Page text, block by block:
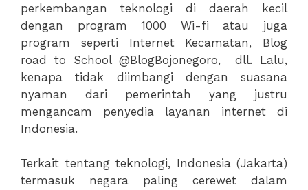
perkembangan teknologi di daerah kecil
dengan program 1000 Wi-fi atau juga
program seperti Internet Kecamatan, Blog
road to School @BlogBojonegoro, dll. Lalu,
kenapa tidak diimbangi dengan suasana
nyaman dari pemerintah yang justru
mengancam penyedia layanan internet di
Indonesia.
Terkait tentang teknologi, Indonesia (Jakarta)
termasuk negara paling cerewet dalam